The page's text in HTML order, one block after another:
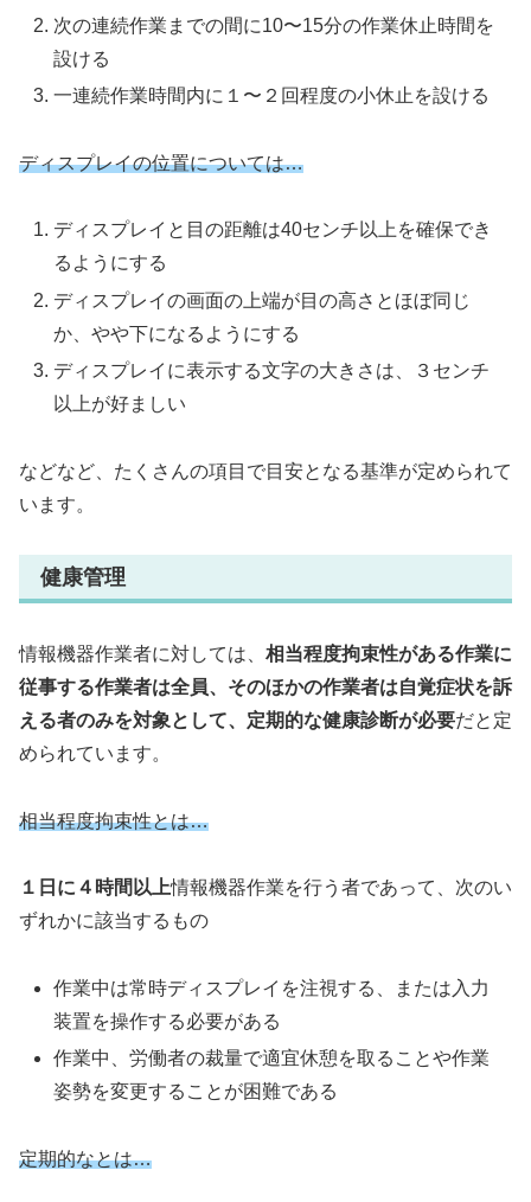
次の連続作業までの間に10〜15分の作業休止時間を
設ける
一連続作業時間内に１〜２回程度の小休止を設ける
ディスプレイの位置については…
ディスプレイと目の距離は40センチ以上を確保でき
るようにする
ディスプレイの画面の上端が目の高さとほぼ同じ
か、やや下になるようにする
ディスプレイに表示する文字の大きさは、３センチ
以上が好ましい
などなど、たくさんの項目で目安となる基準が定められて
います。
健康管理
情報機器作業者に対しては、 相当程度拘束性がある作業に
従事する作業者は全員、そのほかの作業者は自覚症状を訴
える者のみを対象として、定期的な健康診断が必要だと定
められています。
相当程度拘束性とは…
１日に４時間以上情報機器作業を行う者であって、次のい
ずれかに該当するもの
作業中は常時ディスプレイを注視する、または入力
装置を操作する必要がある
作業中、労働者の裁量で適宜休憩を取ることや作業
姿勢を変更することが困難である
定期的なとは…